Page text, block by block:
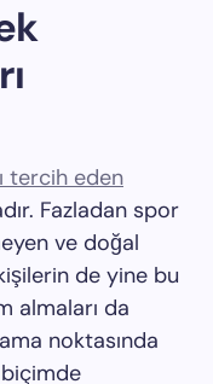
tercih eden
Fazladan spor
ve doğal
de yine bu
almaları da
noktasında